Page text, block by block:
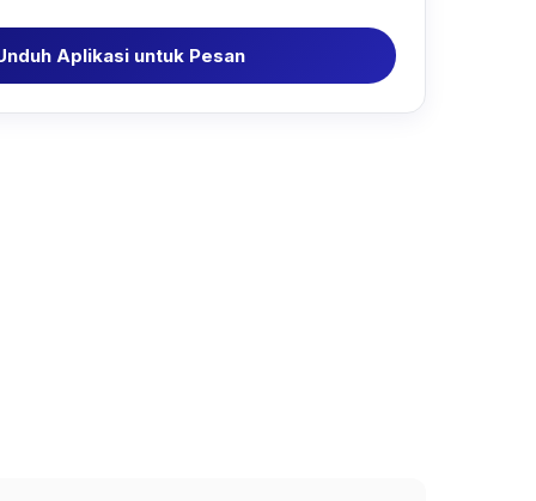
Aplikasi untuk Pesan